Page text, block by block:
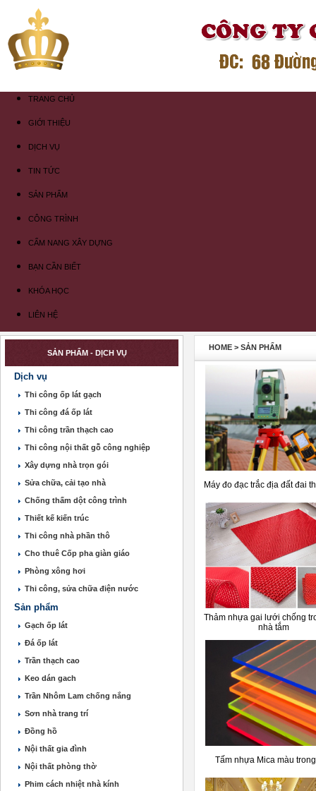
TRANG CHỦ
GIỚI THIỆU
DỊCH VỤ
TIN TỨC
SẢN PHẨM
CÔNG TRÌNH
CẨM NANG XÂY DỰNG
BẠN CẦN BIẾT
KHÓA HỌC
LIÊN HỆ
SẢN PHẨM - DỊCH VỤ
Dịch vụ
Thi công ốp lát gạch
Thi công đá ốp lát
Thi công trần thạch cao
Thi công nội thất gỗ công nghiệp
Xây dựng nhà trọn gói
Sửa chữa, cải tạo nhà
Chống thấm dột công trình
Thiết kế kiến trúc
Thi công nhà phần thô
Cho thuê Cốp pha giàn giáo
Phòng xông hơi
Thi công, sửa chữa điện nước
Sản phẩm
Gạch ốp lát
Đá ốp lát
Trần thạch cao
Keo dán gach
Trần Nhôm Lam chống nắng
Sơn nhà trang trí
Đồng hồ
Nội thất gia đình
Nội thất phòng thờ
Phim cách nhiệt nhà kính
HOME > SẢN PHẨM
Máy đo đạc trắc địa đất đai
Thảm nhựa gai lưới chống
nhà tắm
Tấm nhựa Mica màu